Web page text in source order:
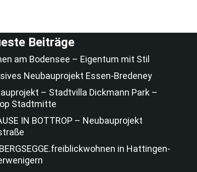
Beiträge
am Bodensee – Eigentum mit Stil
Neubauprojekt Essen-Bredeney
– Stadtvilla Dickmann Park –
Stadtmitte
IN BOTTROP – Neubauprojekt
in Hattingen-